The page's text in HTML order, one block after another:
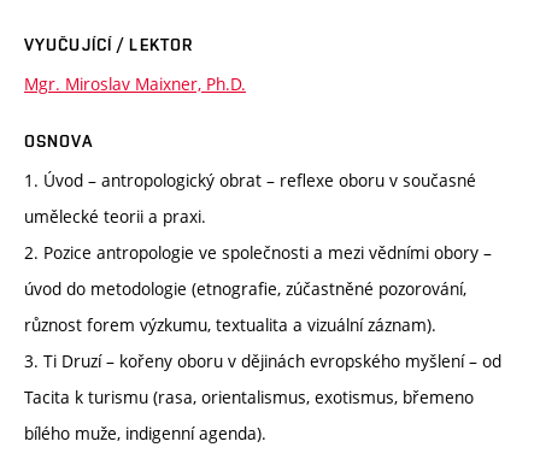
VYUČUJÍCÍ / LEKTOR
Mgr. Miroslav Maixner, Ph.D.
OSNOVA
1. Úvod – antropologický obrat – reflexe oboru v současné
umělecké teorii a praxi.
2. Pozice antropologie ve společnosti a mezi vědními obory –
úvod do metodologie (etnografie, zúčastněné pozorování,
různost forem výzkumu, textualita a vizuální záznam).
3. Ti Druzí – kořeny oboru v dějinách evropského myšlení – od
Tacita k turismu (rasa, orientalismus, exotismus, břemeno
bílého muže, indigenní agenda).